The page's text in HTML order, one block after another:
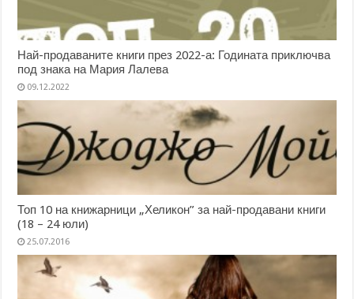
Най-продаваните книги през 2022-а: Годината приключва
под знака на Мария Лалева
09.12.2022
Топ 10 на книжарници „Хеликон” за най-продавани книги
(18 – 24 юли)
25.07.2016